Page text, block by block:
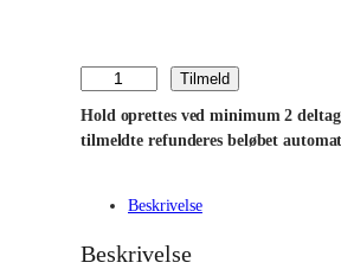
r
ø
Tilmeld
Hold oprettes ved minimum 2
tilmeldte refunderes beløbet
Beskrivelse
Beskrivelse